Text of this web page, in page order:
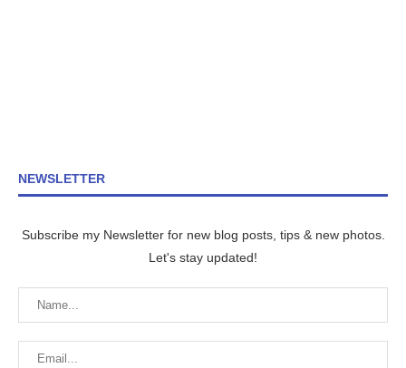
NEWSLETTER
Subscribe my Newsletter for new blog posts, tips & new photos.
Let's stay updated!